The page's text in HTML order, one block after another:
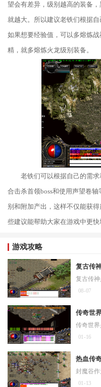
望会有差异，级别越高的装备
就越大。所以建议老铁们根据
如果想要经验值，可以多熔炼
精，就多熔炼火龙级别装备。
老铁们可以根据自己的需
合击杀首领boss和使用声望卷
别和附加产出，这样不仅能获
些建议能帮助大家在游戏中更
游戏攻略
复古传
08-07
传奇世
01-16
热血传
01-13